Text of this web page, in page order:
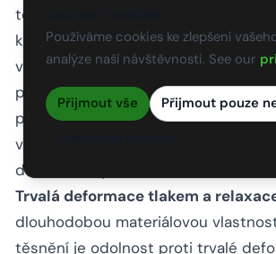
těsnění závisí na interakci
kvalitě instalace, charakteristikách
vystavení prostředí. Pokud jsou
příznivé, jsou běžně dokumentovány
přesahující 25 let. Pokud je některý
výkon předvídatelně degraduje
dobře známých mechanismů selhání.
Trvalá deformace tlakem a
dlouhodobou materiálovou
těsnění je odolnost proti trvalé
Používáme cookies ke zlepšení
analýze naší návštěvnosti. See our
Přijmout vše
Přijmout pouze